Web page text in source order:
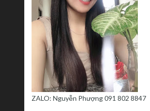
ZALO: Nguyễn Phượng 091 802 8847